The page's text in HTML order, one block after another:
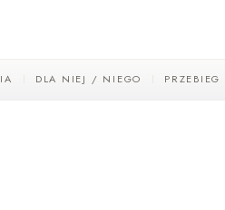
DLA NIEJ / NIEGO PRZEBIEG